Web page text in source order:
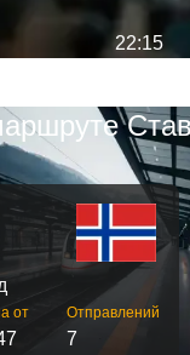
22:15
от Отправлений
7